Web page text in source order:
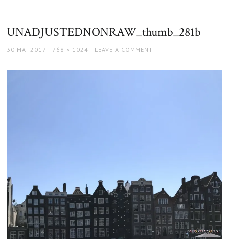
UNADJUSTEDNONRAW_thumb_281b
POSTED
30 MAI 2017
FULL
768 × 1024 LEAVE A COMMENT